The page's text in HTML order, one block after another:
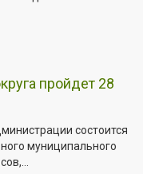
пройдет 28
состоится
муниципального